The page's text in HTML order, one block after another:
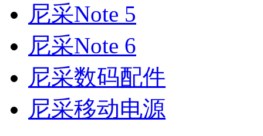
尼采Note 5
尼采Note 6
尼采数码配件
尼采移动电源